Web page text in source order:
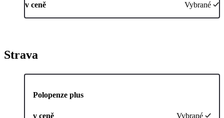
v ceně Vybrané
Strava
Polopenze plus
v ceně Vybrané